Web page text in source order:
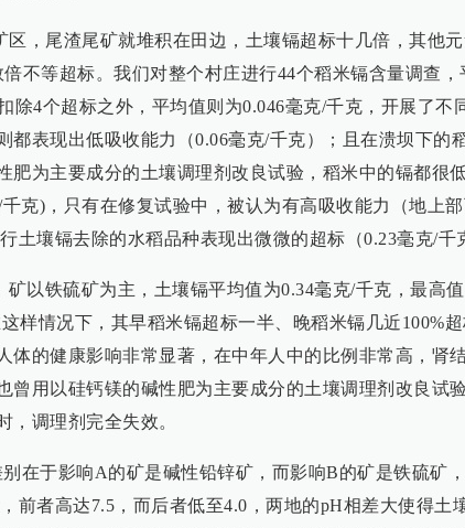
区，尾渣尾矿就堆积在田边，土壤镉超标十几倍，其他
不等超标。我们对整个村庄进行44个稻米镉含量调查，
除4个超标之外，平均值则为0.046毫克/千克，开展了不
都表现出低吸收能力（0.06毫克/千克）；且在溃坝下的
肥为主要成分的土壤调理剂改良试验，稻米中的镉都很
克)，只有在修复试验中，被认为有高吸收能力（地上
土壤镉去除的水稻品种表现出微微的超标（0.23毫克/千
矿以铁硫矿为主，土壤镉平均值为0.34毫克/千克，最高
样情况下，其早稻米镉超标一半、晚稻米镉几近100%
体的健康影响非常显著，在中年人中的比例非常高，肾
曾用以硅钙镁的碱性肥为主要成分的土壤调理剂改良试
，调理剂完全失效。
在于影响A的矿是碱性铅锌矿，而影响B的矿是铁硫矿
前者高达7.5，而后者低至4.0，两地的pH相差大使得土